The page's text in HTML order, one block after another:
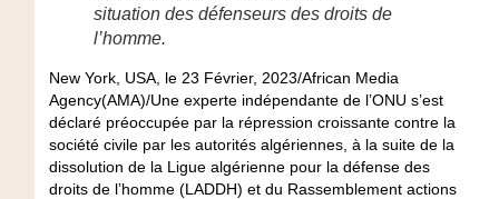
situation des défenseurs des droits de
l’homme.
New York, USA, le 23 Février, 2023/African Media
Agency(AMA)/Une experte indépendante de l’ONU s’est
déclaré préoccupée par la répression croissante contre la
société civile par les autorités algériennes, à la suite de la
dissolution de la Ligue algérienne pour la défense des
droits de l’homme (LADDH) et du Rassemblement actions